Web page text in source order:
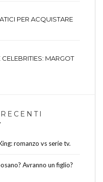
PER ACQUISTARE
MARGOT
romanzo vs serie tv.
Avranno un figlio?